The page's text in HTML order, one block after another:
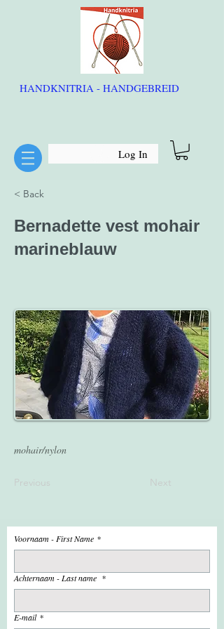
HANDKNITRIA - HANDGEBREID
Log In
< Back
Bernadette vest mohair
marineblauw
mohair/nylon
Previous Next
Voornaam - First Name *
Achternaam - Last name *
E-mail *